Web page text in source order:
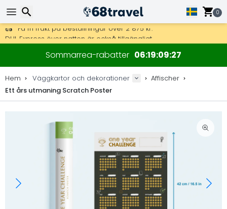
0
Få fri frakt på beställningar över 2 875 kr.
DHL Express över natten är också tillgängligt.
30 dagar för retur, 90 dagar för träkartor och dekorationer.
Sommarrea-rabatter 06 19 09 27
Hem Väggkartor och dekorationer
Affischer
Ett års utmaning Scratch Poster